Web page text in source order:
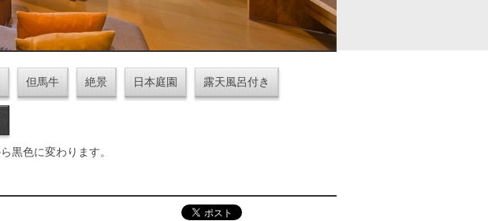
但馬牛 絶景 日本庭園 露天風呂付き
黒色に変わります。